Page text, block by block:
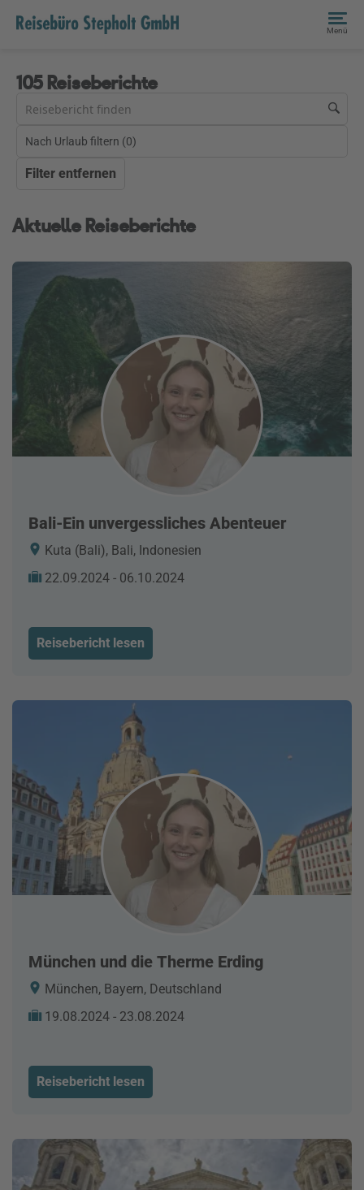
Menü
105 Reiseberichte
Nach Urlaub filtern (0)
Filter entfernen
Aktuelle Reiseberichte
Bali-Ein unvergessliches Abenteuer
Kuta (Bali), Bali, Indonesien
22.09.2024 - 06.10.2024
Reisebericht lesen
München und die Therme Erding
München, Bayern, Deutschland
19.08.2024 - 23.08.2024
Reisebericht lesen